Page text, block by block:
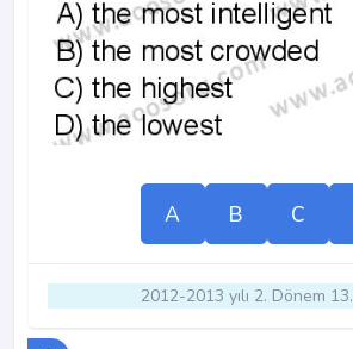
A B C
2012-2013 yılı 2. Dönem